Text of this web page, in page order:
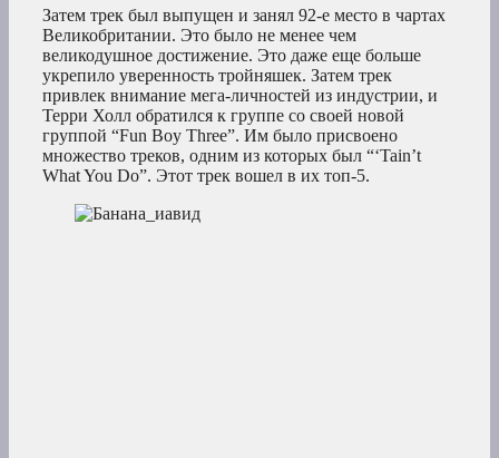
Затем трек был выпущен и занял 92-е место в чартах
Великобритании. Это было не менее чем
великодушное достижение. Это даже еще больше
укрепило уверенность тройняшек. Затем трек
привлек внимание мега-личностей из индустрии, и
Терри Холл обратился к группе со своей новой
группой “Fun Boy Three”. Им было присвоено
множество треков, одним из которых был “‘Tain’t
What You Do”. Этот трек вошел в их топ-5.